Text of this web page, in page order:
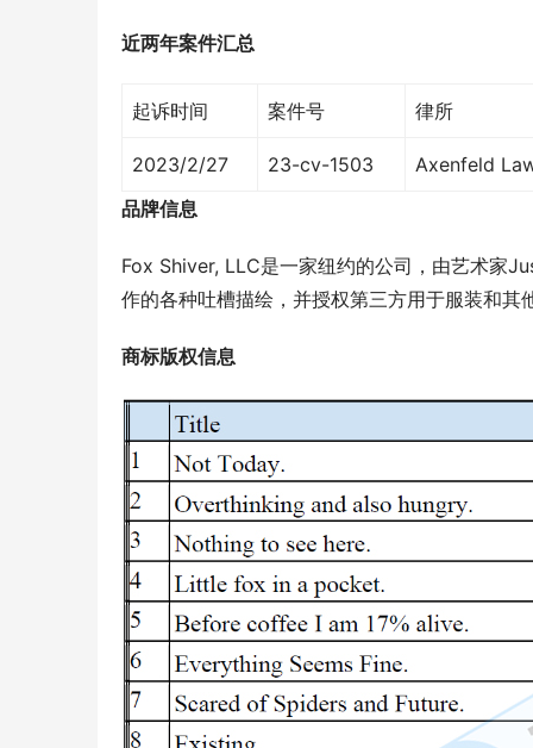
近两年案件汇总
起诉时间 案件号 律所
2023/2/27 23-cv-1503
Axenfeld
品牌信息
Fox Shiver, LLC是一家纽约的公司，由艺术家
作的各种吐槽描绘，并授权第三方用于服装和其
商标版权信息